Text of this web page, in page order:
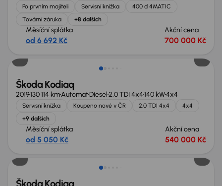
Po prvním majiteli Servisní knížka
400 d 4MATIC
Tovární záruka
+8 dalších
Měsíční splátka
od 6 692 Kč
Akční cena
700 000 Kč
Zlevněno o 20 000 Kč
Škoda Kodiaq
2019130 114 kmAutomatDiesel2.0 TDI 4x4140 kW4x4
Servisní knížka Koupeno nové v ČR 2.0 TDI 4x4
4x4
+9 dalších
Měsíční splátka
od 5 050 Kč
Akční cena
540 000 Kč
Nově v nabídce
Škoda Kodiaq